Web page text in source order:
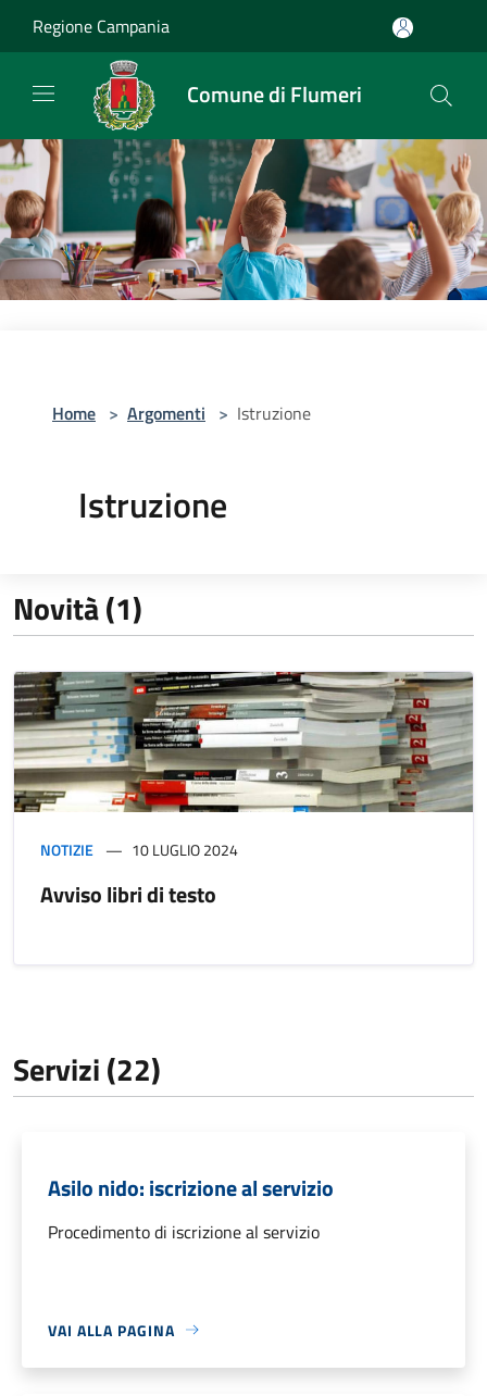
Regione Campania
Comune di Flumeri
Home > Argomenti > Istruzione
Istruzione
Novità (1)
NOTIZIE 10 LUGLIO 2024
Avviso libri di testo
Servizi (22)
Asilo nido: iscrizione al servizio
Procedimento di iscrizione al servizio
VAI ALLA PAGINA